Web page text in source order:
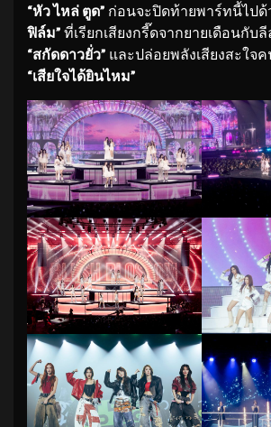
“หัว ไหล่ ตูด” ก่อนจะปิดท้ายพาร์ทนี้ไปด้
ฟิล์ม” ที่เรียกเสียงกรี๊ดจากยายเดือนกับ
“สกัดดาวยั่ว” และปล่อยพลังเสียงสะใจ
“เสียใจได้ยินไหม”